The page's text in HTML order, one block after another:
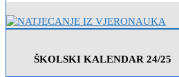
ŠKOLSKI KALENDAR 24/25